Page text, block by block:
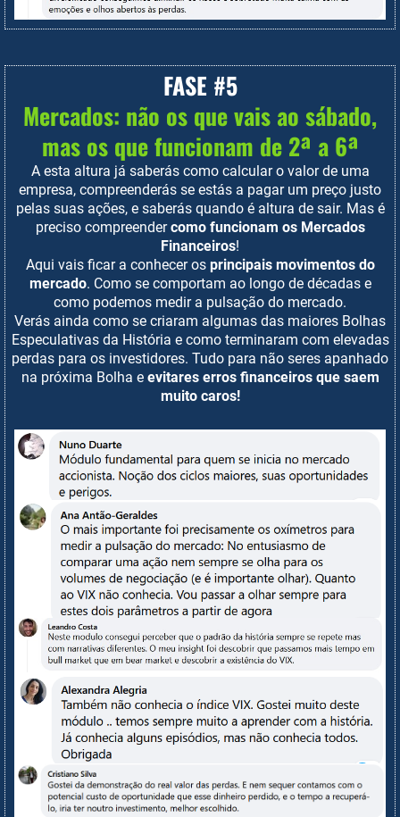
FASE #5
Mercados: não os que vais ao sábado,
mas os que funcionam de 2ª a 6ª
A esta altura já saberás como calcular o valor de uma
empresa, compreenderás se estás a pagar um preço justo
pelas suas ações, e saberás quando é altura de sair. Mas é
preciso compreendercomo funcionam os Mercados
Financeiros!
Aqui vais ficar a conhecer os principais movimentos do
mercado. Como se comportam ao longo de décadas e
como podemos medir a pulsação do mercado.
Verás ainda como se criaram algumas das maiores Bolhas
Especulativas da História e como terminaram com elevadas
perdas para os investidores. Tudo para não seres apanhado
na próxima Bolha e evitares erros financeiros que saem
muito caros!